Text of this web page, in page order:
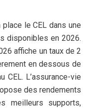
le CEL dans une
disponibles en 2026.
affiche un taux de 2
en dessous de
CEL. L’assurance-vie
des rendements
meilleurs supports,